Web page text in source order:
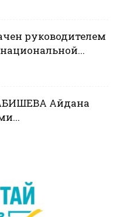
руководителем
Айдана